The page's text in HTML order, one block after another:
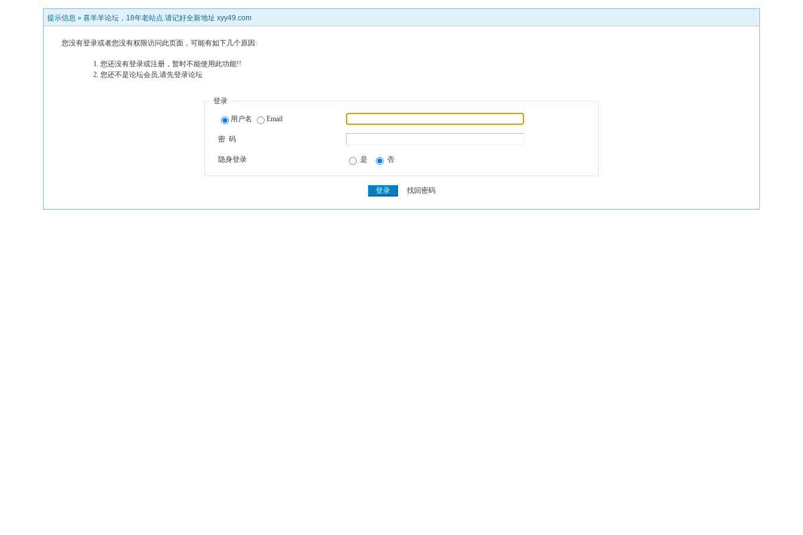
提示信息 » 喜羊羊论坛，18年老站点.请记好全新地址 xyy49.com
您没有登录或者您没有权限访问此页面，可能有如下几个原因:
您还没有登录或注册，暂时不能使用此功能!!
您还不是论坛会员,请先登录论坛
登录
用户名 Email
密 码
隐身登录 是 否
找回密码